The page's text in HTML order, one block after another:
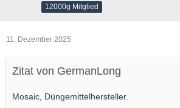
12000g Mitglied
11. Dezember 2025
Zitat von GermanLong
Mosaic, Düngemittelhersteller.